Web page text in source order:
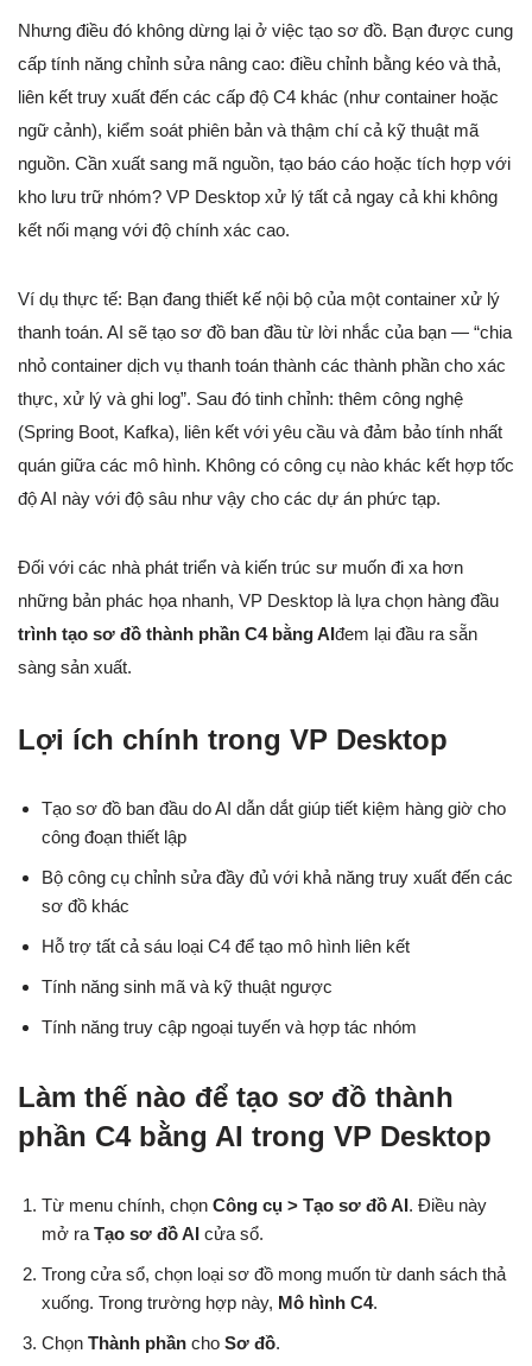
Nhưng điều đó không dừng lại ở việc tạo sơ đồ. Bạn được cung
cấp tính năng chỉnh sửa nâng cao: điều chỉnh bằng kéo và thả,
liên kết truy xuất đến các cấp độ C4 khác (như container hoặc
ngữ cảnh), kiểm soát phiên bản và thậm chí cả kỹ thuật mã
nguồn. Cần xuất sang mã nguồn, tạo báo cáo hoặc tích hợp với
kho lưu trữ nhóm? VP Desktop xử lý tất cả ngay cả khi không
kết nối mạng với độ chính xác cao.
Ví dụ thực tế: Bạn đang thiết kế nội bộ của một container xử lý
thanh toán. AI sẽ tạo sơ đồ ban đầu từ lời nhắc của bạn — “chia
nhỏ container dịch vụ thanh toán thành các thành phần cho xác
thực, xử lý và ghi log”. Sau đó tinh chỉnh: thêm công nghệ
(Spring Boot, Kafka), liên kết với yêu cầu và đảm bảo tính nhất
quán giữa các mô hình. Không có công cụ nào khác kết hợp tốc
độ AI này với độ sâu như vậy cho các dự án phức tạp.
Đối với các nhà phát triển và kiến trúc sư muốn đi xa hơn
những bản phác họa nhanh, VP Desktop là lựa chọn hàng đầu
trình tạo sơ đồ thành phần C4 bằng AIđem lại đầu ra sẵn
sàng sản xuất.
Lợi ích chính trong VP Desktop
Tạo sơ đồ ban đầu do AI dẫn dắt giúp tiết kiệm hàng giờ cho
công đoạn thiết lập
Bộ công cụ chỉnh sửa đầy đủ với khả năng truy xuất đến các
sơ đồ khác
Hỗ trợ tất cả sáu loại C4 để tạo mô hình liên kết
Tính năng sinh mã và kỹ thuật ngược
Tính năng truy cập ngoại tuyến và hợp tác nhóm
Làm thế nào để tạo sơ đồ thành
phần C4 bằng AI trong VP Desktop
Từ menu chính, chọn Công cụ > Tạo sơ đồ AI. Điều này
mở ra Tạo sơ đồ AI cửa sổ.
Trong cửa sổ, chọn loại sơ đồ mong muốn từ danh sách thả
xuống. Trong trường hợp này, Mô hình C4.
Chọn Thành phần cho Sơ đồ.